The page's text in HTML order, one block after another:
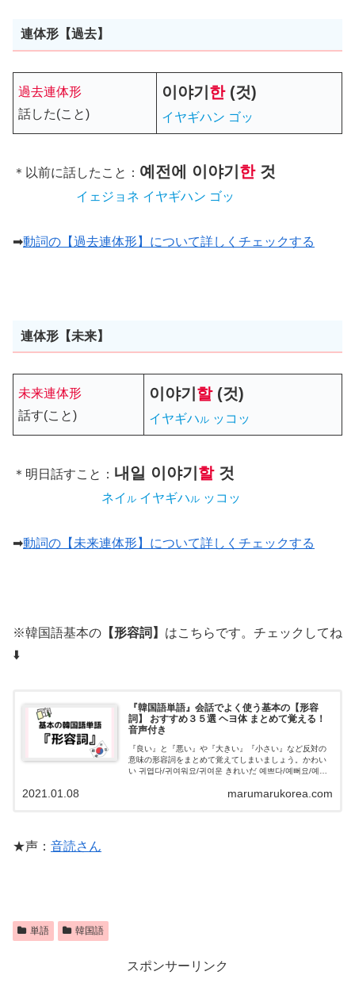
連体形【過去】
過去連体形
話した(こと)
이야기 한(것)
イヤギハン ゴッ
＊以前に話したこと： 예전에 이야기 한것
イェジョネ イヤギハン ゴッ
➡動詞の【過去連体形】について詳しくチェックする
連体形【未来】
未来連体形
話す(こと)
이야기 할(것)
イヤギハル ッコッ
＊明日話すこと： 내일 이야기 할것
ネイ ル イヤギハル ッコッ
➡動詞の【未来連体形】について詳しくチェックする
※韓国語基本の 【形容詞】 はこちらです。チェックしてね
⬇️
『韓国語単語』会話でよく使う基本の【形容
詞】 おすすめ３５選 ヘヨ体 まとめて覚える！
音声付き
『良い』と『悪い』や『大きい』『小さい』など反対の
意味の形容詞をまとめて覚えてしまいましょう。かわい
い 귀엽다/귀여워요/귀여운 きれいだ 예쁘다/예뻐요/예쁜
marumarukorea.com
2021.01.08
★声： 音読さん
単語 韓国語
スポンサーリンク